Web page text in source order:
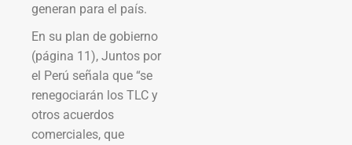
generan para el país.
En su plan de gobierno
(página 11), Juntos por
el Perú señala que “se
renegociarán los TLC y
otros acuerdos
comerciales, que